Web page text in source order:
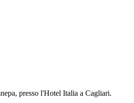
presso l'Hotel Italia a Cagliari.